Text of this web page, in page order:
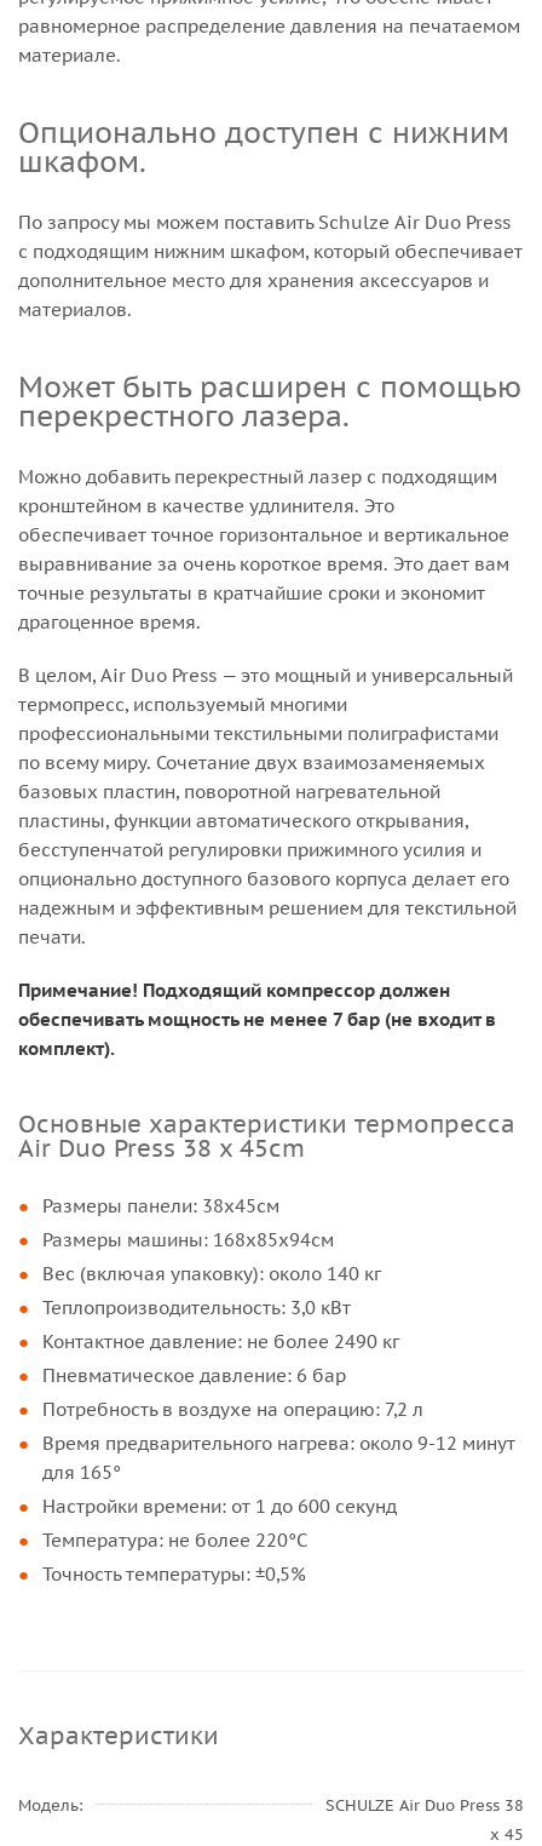
равномерное распределение давления на печатаемом
материале.
Опционально доступен с нижним
шкафом.
По запросу мы можем поставить Schulze Air Duo Press
с подходящим нижним шкафом, который обеспечивает
дополнительное место для хранения аксессуаров и
материалов.
Может быть расширен с помощью
перекрестного лазера.
Можно добавить перекрестный лазер с подходящим
кронштейном в качестве удлинителя. Это
обеспечивает точное горизонтальное и вертикальное
выравнивание за очень короткое время. Это дает вам
точные результаты в кратчайшие сроки и экономит
драгоценное время.
В целом, Air Duo Press — это мощный и универсальный
термопресс, используемый многими
профессиональными текстильными полиграфистами
по всему миру. Сочетание двух взаимозаменяемых
базовых пластин, поворотной нагревательной
пластины, функции автоматического открывания,
бесступенчатой регулировки прижимного усилия и
опционально доступного базового корпуса делает его
надежным и эффективным решением для текстильной
печати.
Примечание! Подходящий компрессор должен
обеспечивать мощность не менее 7 бар (не входит в
комплект).
Основные характеристики термопресса
Air Duo Press 38 x 45cm
Размеры панели: 38х45см
Размеры машины: 168x85x94см
Вес (включая упаковку): около 140 кг
Теплопроизводительность: 3,0 кВт
Контактное давление: не более 2490 кг
Пневматическое давление: 6 бар
Потребность в воздухе на операцию: 7,2 л
Время предварительного нагрева: около 9-12 минут
для 165°
Настройки времени: от 1 до 600 секунд
Температура: не более 220°С
Точность температуры: ±0,5%
Характеристики
Модель
SCHULZE Air Duo Press 38
x 45